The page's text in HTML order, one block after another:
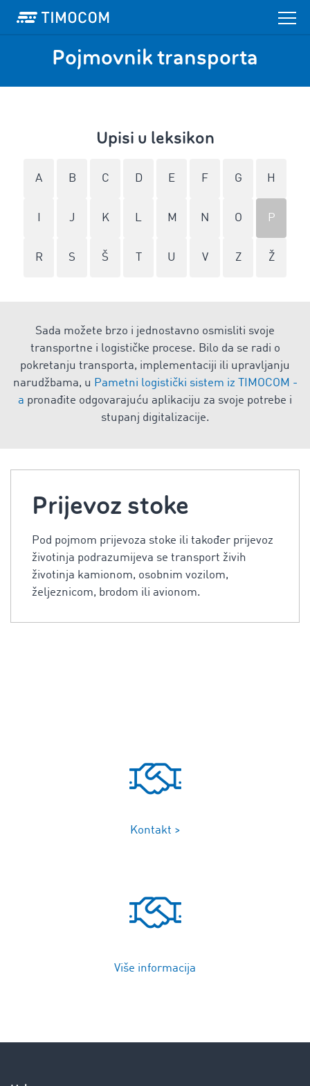
Pojmovnik transporta
Upisi u leksikon
A B C D E F G H
J K L M N O P
R S Š U V Z Ž
Sada možete brzo i jednostavno osmisliti svoje
transportne i logističke procese. Bilo da se radi o
pokretanju transporta, implementaciji ili upravljanju
narudžbama, u Pametni logistički sistem iz TIMOCOM -
a pronađite odgovarajuću aplikaciju za svoje potrebe i
stupanj digitalizacije.
Prijevoz stoke
Pod pojmom prijevoza stoke ili također prijevoz
životinja podrazumijeva se transport živih
životinja kamionom, osobnim vozilom,
željeznicom, brodom ili avionom.
Kontakt >
Više informacija